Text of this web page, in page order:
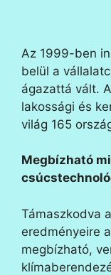
Az 1999-ben
belül a
ágazattá vált.
lakossági és
világ 165
Megbízható
Támaszkodva
eredményeire
megbízható,